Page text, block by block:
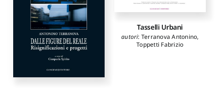
Tasselli Urbani
autori: Terranova Antonino,
Toppetti Fabrizio